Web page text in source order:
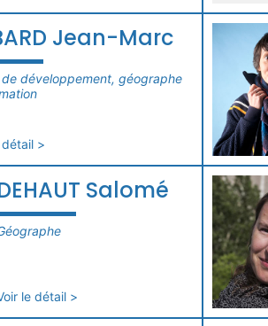
Jean-Marc
développement, géographe
>
Salomé
le détail >